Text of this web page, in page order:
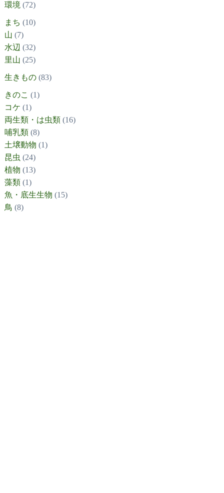
環境 (72)
まち (10)
山 (7)
水辺 (32)
里山 (25)
生きもの(83)
きのこ (1)
コケ (1)
両生類・は虫類(16)
哺乳類(8)
土壌動物 (1)
昆虫 (24)
植物 (13)
藻類(1)
魚・底生生物 (15)
鳥 (8)